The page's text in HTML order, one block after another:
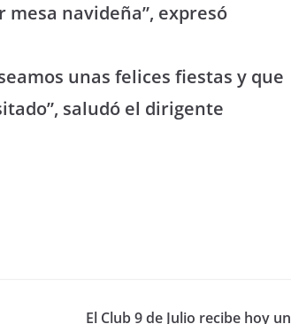
navideña”, expresó
unas felices fiestas y que
saludó el dirigente
El Club 9 de Julio recibe hoy un